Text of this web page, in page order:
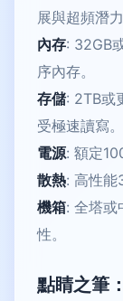
展與超頻潛力
內存: 32GB
序內存。
存儲: 2TB或
受極速讀寫。
電源: 額定
散熱: 高性能
機箱: 全塔或
性。
點睛之筆